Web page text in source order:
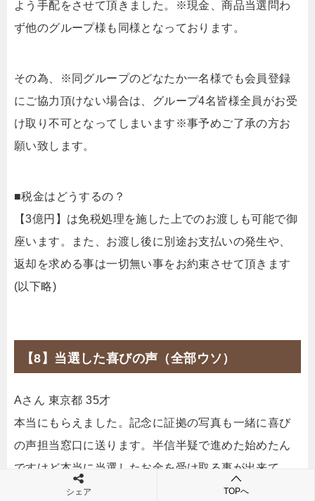
よう手配をさせて頂きました。※現金、商品当選問わ
ず他のグループ様も同様となっております。
その為、※同グループのどなたか一名様でも会員登録
にご協力頂けない場合は、グループ4名皆様全員がお受
け取り不可となってしまいます※事予めご了承の方お
願い致します。
■税金はどうするの？
【3億円】は免税処理を施した上でのお渡しも可能で御
座います。また、お渡し後に別途お支払いの発生や、
返却を求める事は一切無い事をお約束させて頂きます
(以下略)
【8】当選した喜びの声（全部ウソ）
Aさん 東京都 35才
本当にもらえました。記念に証拠の写真も一緒に喜び
の声担当窓口に送ります。半信半疑で進めた始めたん
ですけど本当に当選したお金を受け取る事が出来て、
逆にビックリしてしまってます(笑)
シェア TOPへ